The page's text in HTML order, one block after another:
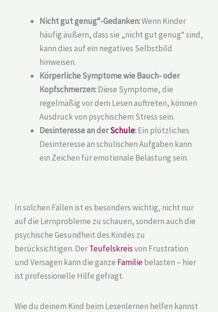
Nicht gut genug“-Gedanken:Wenn Kinder
häufig äußern, dass sie „nicht gut genug“ sind,
kann dies auf ein negatives Selbstbild
hinweisen.
Körperliche Symptome wie Bauch- oder
Kopfschmerzen:Diese Symptome, die
regelmäßig vor dem Lesen auftreten, können
Ausdruck von psychischem Stress sein.
Desinteresse an derSchule:Ein plötzliches
Desinteresse an schulischen Aufgaben kann
ein Zeichen für emotionale Belastung sein.
In solchen Fällen ist es besonders wichtig, nicht nur
auf die Lernprobleme zu schauen, sondern auch die
psychische Gesundheit des Kindes zu
berücksichtigen. DerTeufelskreisvon Frustration
und Versagen kann die ganze Familiebelasten – hier
ist professionelle Hilfe gefragt.
Wie du deinem Kind beim Lesenlernen helfen kannst